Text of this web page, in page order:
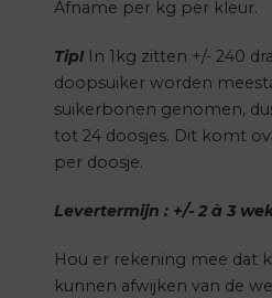
Afname per kg per kleur.
Tip!In 1kg zitten +/- 240
doopsuiker worden
suikerbonen genomen,
tot 24 doosjes. Dit komt
per doosje.
Levertermijn : +/- 2 à 3
Hou er rekening mee dat
kunnen afwijken van de